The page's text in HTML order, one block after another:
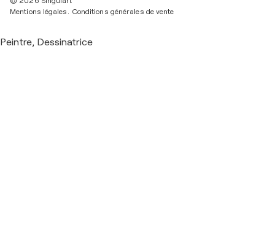
Mentions légales. Conditions générales de vente
Peintre, Dessinatrice